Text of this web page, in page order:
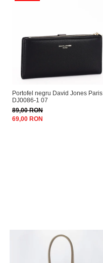
Portofel negru David Jones Paris
DJ0086-1 07
89,00 RON
69,00 RON